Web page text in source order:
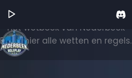
Het wetboek van Nederbeek
Bekijk hier alle wetten en regels.